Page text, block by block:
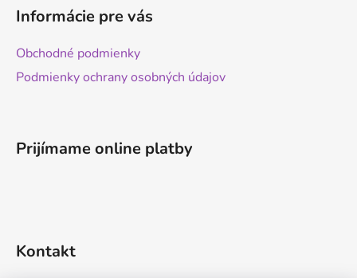
Informácie pre vás
Obchodné podmienky
Podmienky ochrany osobných údajov
Prijímame online platby
Kontakt